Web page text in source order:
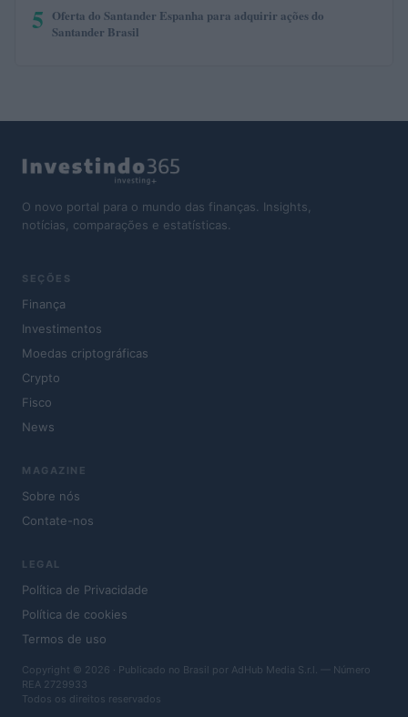
5 Oferta do Santander Espanha para adquirir ações do
Santander Brasil
O novo portal para o mundo das finanças. Insights,
notícias, comparações e estatísticas.
SEÇÕES
Finança
Investimentos
Moedas criptográficas
Crypto
Fisco
News
MAGAZINE
Sobre nós
Contate-nos
LEGAL
Política de Privacidade
Política de cookies
Termos de uso
Copyright © 2026 · Publicado no Brasil por AdHub Media S.r.l. — Número
REA 2729933
Todos os direitos reservados